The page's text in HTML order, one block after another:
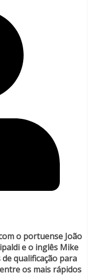
o portuense João
e o inglês Mike
qualificação para
os mais rápidos